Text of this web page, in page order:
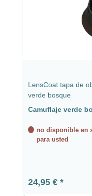
LensCoat tapa de
verde bosque
Camuflaje verde
no disponible en
para usted
Precio normal:
24,95 €